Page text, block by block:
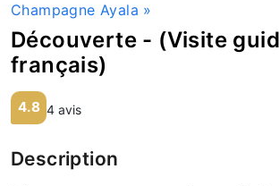
Champagne Ayala »
Découverte - (Visite
français)
4.8 4 avis
Description